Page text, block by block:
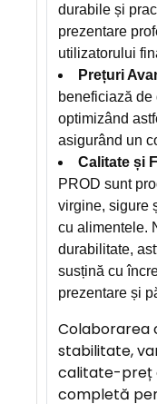
durabile și
prezentare
utilizatorului
Prețuri
beneficiază de
optimizând
asigurând un
Calitate și
PROD sunt
virgine, sigure
cu alimentele.
durabilitate,
susțină cu
prezentare și
Colaborarea
stabilitate,
calitate-preț
completă